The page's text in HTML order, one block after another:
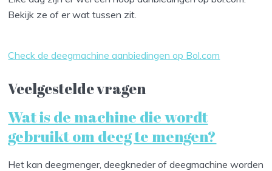
Bekijk ze of er wat tussen zit.
Check de deegmachine aanbiedingen op Bol.com
Veelgestelde vragen
Wat is de machine die wordt
gebruikt om deeg te mengen?
Het kan deegmenger, deegkneder of deegmachine worden